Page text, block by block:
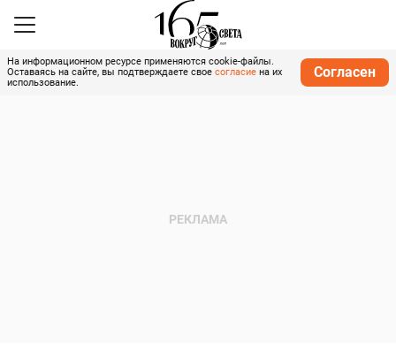
На информационном ресурсе применяются cookie-файлы.
Оставаясь на сайте, вы подтверждаете свое согласие на их
использование.
Согласен